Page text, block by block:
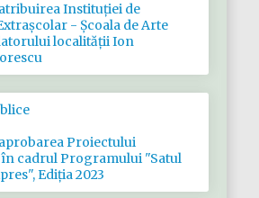
Instituției de
- Școala de Arte
localității Ion
Proiectului
cadrul Programului "Satul
Ediția 2023